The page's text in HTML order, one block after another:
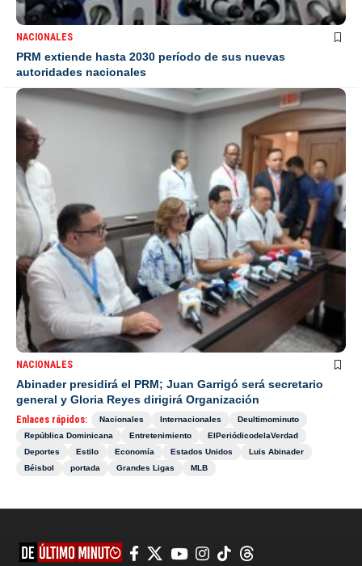
NACIONALES
PRM extiende hasta 2030 período de sus nuevas
autoridades nacionales
NACIONALES
Abinader presidirá el PRM; Juan Garrigó será secretario
general y Gloria Reyes dirigirá Organización
Enlaces rápidos: Nacionales Internacionales
Deultimominuto
República Dominicana
Entretenimiento
ElPeriódicodelaVerdad
Deportes
Estilo Economía Estados Unidos
Luis Abinader
Béisbol
portada Grandes Ligas MLB